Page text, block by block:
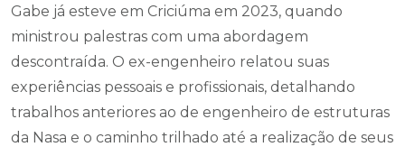
Gabe já esteve em Criciúma em 2023, quando
ministrou palestras com uma abordagem
descontraída. O ex-engenheiro relatou suas
experiências pessoais e profissionais, detalhando
trabalhos anteriores ao de engenheiro de estruturas
da Nasa e o caminho trilhado até a realização de seus